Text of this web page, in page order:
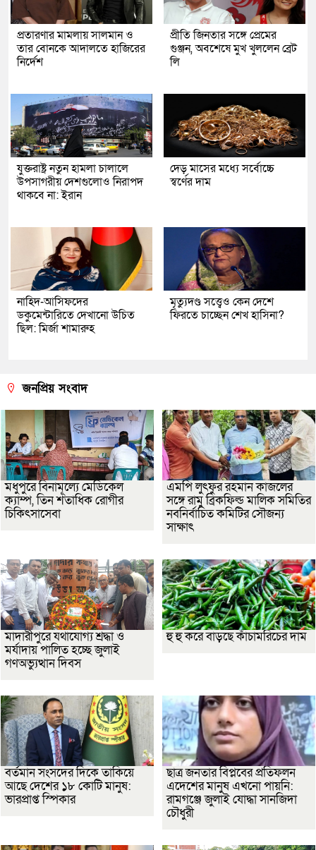
প্রতারণার মামলায় সালমান ও
তার বোনকে আদালতে হাজিরের
নির্দেশ
প্রীতি জিনতার সঙ্গে প্রেমের
গুঞ্জন, অবশেষে মুখ খুললেন ব্রেট
লি
যুক্তরাষ্ট্র নতুন হামলা চালালে
উপসাগরীয় দেশগুলোও নিরাপদ
থাকবে না: ইরান
দেড় মাসের মধ্যে সর্বোচ্চে
স্বর্ণের দাম
নাহিদ-আসিফদের
ডকুমেন্টারিতে দেখানো উচিত
ছিল: মির্জা শামারুহ
মৃত্যুদণ্ড সত্ত্বেও কেন দেশে
ফিরতে চাচ্ছেন শেখ হাসিনা?
জনপ্রিয় সংবাদ
মধুপুরে বিনামূল্যে মেডিকেল
ক্যাম্প, তিন শতাধিক রোগীর
চিকিৎসাসেবা
এমপি লুৎফুর রহমান কাজলের
সঙ্গে রামু ব্রিকফিল্ড মালিক সমিতির
নবনির্বাচিত কমিটির সৌজন্য
সাক্ষাৎ
মাদারীপুরে যথাযোগ্য শ্রদ্ধা ও
মর্যাদায় পালিত হচ্ছে জুলাই
গণঅভ্যুত্থান দিবস
হু হু করে বাড়ছে কাঁচামরিচের দাম
বর্তমান সংসদের দিকে তাকিয়ে
আছে দেশের ১৮ কোটি মানুষ:
ভারপ্রাপ্ত স্পিকার
ছাত্র জনতার বিপ্লবের প্রতিফলন
এদেশের মানুষ এখনো পায়নি:
রামগঞ্জে জুলাই যোদ্ধা সানজিদা
চৌধুরী